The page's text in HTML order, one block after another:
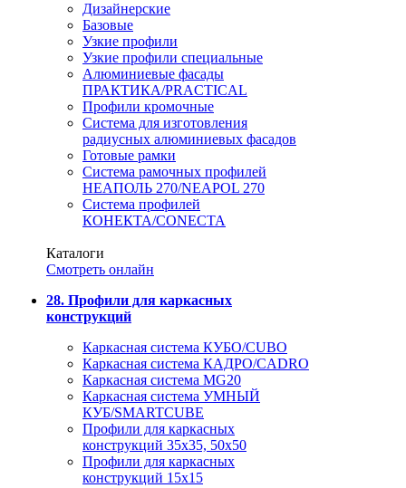
Дизайнерские
Базовые
Узкие профили
Узкие профили специальные
Алюминиевые фасады
ПРАКТИКА/PRACTICAL
Профили кромочные
Система для изготовления
радиусных алюминиевых фасадов
Готовые рамки
Система рамочных профилей
НЕАПОЛЬ 270/NEAPOL 270
Система профилей
КОНЕКТА/CONECTA
Каталоги
Смотреть онлайн
28. Профили для каркасных
конструкций
Каркасная система КУБО/CUBO
Каркасная система КАДРО/CADRO
Каркасная система MG20
Каркасная система УМНЫЙ
КУБ/SMARTCUBE
Профили для каркасных
конструкций 35x35, 50x50
Профили для каркасных
конструкций 15х15